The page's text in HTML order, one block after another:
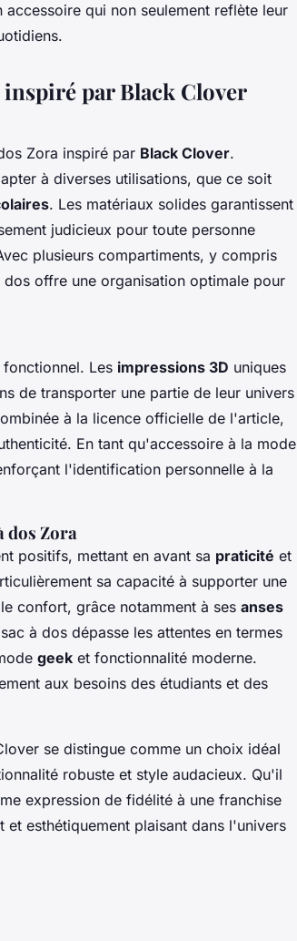
qui non seulement reflète leur
par Black Clover
Zora inspiré par Black Clover.
à diverses utilisations, que ce soit
. Les matériaux solides garantissent
judicieux pour toute personne
plusieurs compartiments, y compris
offre une organisation optimale pour
Les impressions 3D uniques
de transporter une partie de leur univers
à la licence officielle de l'article,
En tant qu'accessoire à la mode
l'identification personnelle à la
dos Zora
positifs, mettant en avant sa praticité et
sa capacité à supporter une
confort, grâce notamment à ses anses
à dos dépasse les attentes en termes
geek et fonctionnalité moderne.
aux besoins des étudiants et des
se distingue comme un choix idéal
robuste et style audacieux. Qu'il
expression de fidélité à une franchise
esthétiquement plaisant dans l'univers